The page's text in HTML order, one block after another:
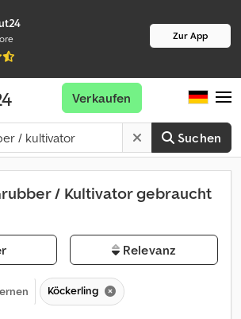
Zur App
Suchen
Verkaufen
/ Kultivator gebraucht
Relevanz
Köckerling